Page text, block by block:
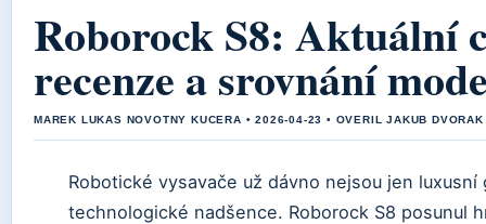
Roborock S8: Aktuální
recenze a srovnání
MAREK LUKAS NOVOTNY KUCERA • 2026-04-23 • OVERIL JAKUB DVORAK
Robotické vysavače už dávno nejsou jen luxusní
technologické nadšence. Roborock S8 posunul